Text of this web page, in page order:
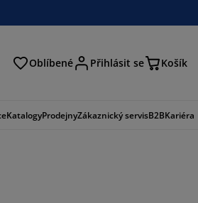
Oblíbené Přihlásit se Košík
KatalogyProdejnyZákaznický servisB2BKariéra